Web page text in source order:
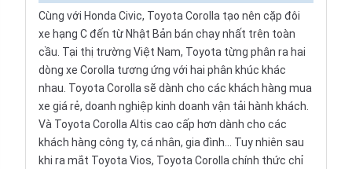
Cùng với Honda Civic, Toyota Corolla tạo nên cặp đôi
xe hạng C đến từ Nhật Bản bán chạy nhất trên toàn
cầu. Tại thị trường Việt Nam, Toyota từng phân ra hai
dòng xe Corolla tương ứng với hai phân khúc khác
nhau. Toyota Corolla sẽ dành cho các khách hàng mua
xe giá rẻ, doanh nghiệp kinh doanh vận tải hành khách.
Và Toyota Corolla Altis cao cấp hơn dành cho các
khách hàng công ty, cá nhân, gia đình... Tuy nhiên sau
khi ra mắt Toyota Vios, Toyota Corolla chính thức chỉ